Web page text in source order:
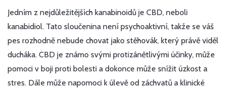
Jedním z nejdůležitějších kanabinoidů je CBD, neboli
kanabidiol. Tato sloučenina není psychoaktivní, takže se váš
pes rozhodně nebude chovat jako stěhovák, který právě viděl
ducháka. CBD je známo svými protizánětlivými účinky, může
pomoci v boji proti bolesti a dokonce může snížit úzkost a
stres. Dále může napomoci k úlevě od záchvatů a klinické